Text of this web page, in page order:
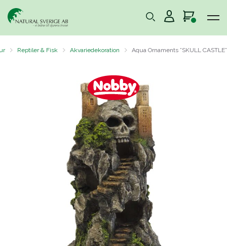
Reptiler & Fisk Akvariedekoration Aqua Ornaments ”SKULL CASTLE”